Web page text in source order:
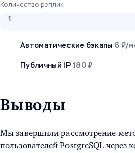
Количество реплик
Автоматические бэкапы 6 ₽/
Публичный IP180 ₽
Выводы
Мы завершили рассмотрение
пользователей PostgreSQL через